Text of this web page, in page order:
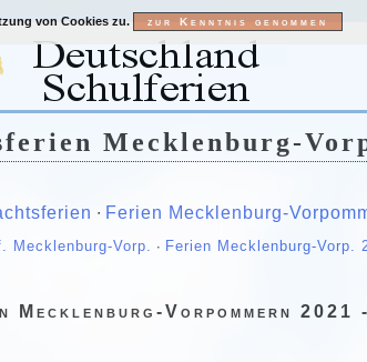
Mecklenburg-
∙ Ferien Mecklenburg-
Mecklenburg-Vorp. ∙ Ferien Mecklenburg-Vorp.
Mecklenburg-Vorpommern
von Cookies zu.